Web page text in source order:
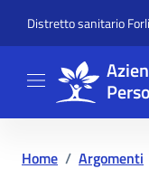
Distretto sanitario
Home / Argomenti